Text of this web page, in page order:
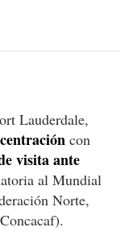
Lauderdale,
con
visita ante
al Mundial
Norte,